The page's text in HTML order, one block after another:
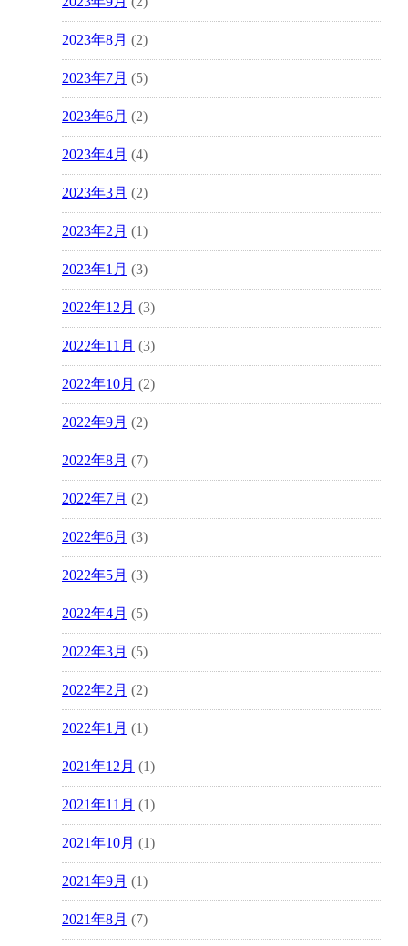
2023年8月 (2)
2023年7月 (5)
2023年6月 (2)
2023年4月 (4)
2023年3月 (2)
2023年2月 (1)
2023年1月 (3)
2022年12月 (3)
2022年11月 (3)
2022年10月 (2)
2022年9月 (2)
2022年8月 (7)
2022年7月 (2)
2022年6月 (3)
2022年5月 (3)
2022年4月 (5)
2022年3月 (5)
2022年2月 (2)
2022年1月 (1)
2021年12月 (1)
2021年11月 (1)
2021年10月 (1)
2021年9月 (1)
2021年8月 (7)